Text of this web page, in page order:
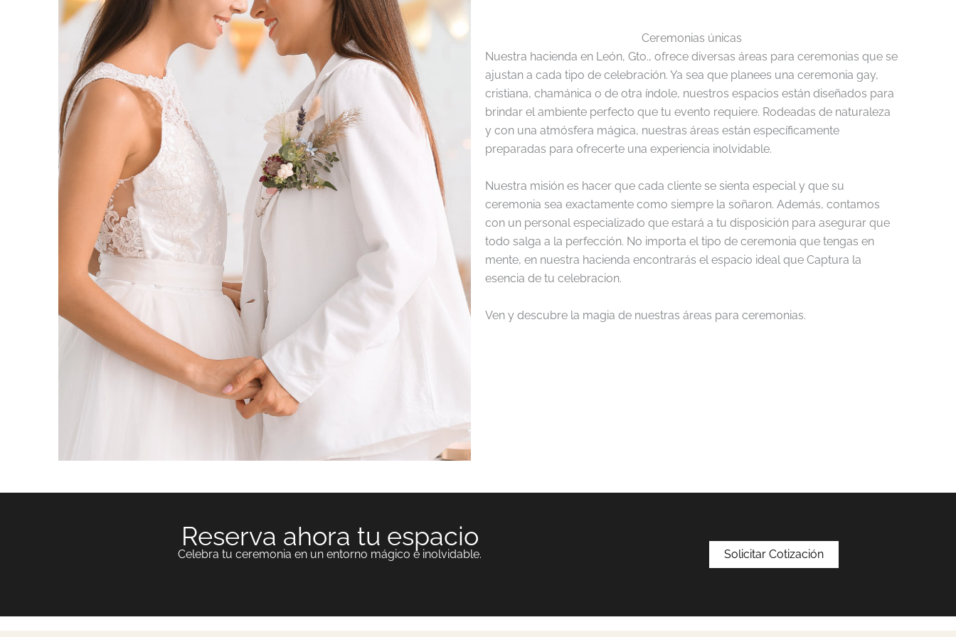
Ceremonias únicas
Nuestra hacienda en León, Gto., ofrece diversas áreas para ceremonias que se
ajustan a cada tipo de celebración. Ya sea que planees una ceremonia gay,
cristiana, chamánica o de otra índole, nuestros espacios están diseñados para
brindar el ambiente perfecto que tu evento requiere. Rodeadas de naturaleza
y con una atmósfera mágica, nuestras áreas están específicamente
preparadas para ofrecerte una experiencia inolvidable.
Nuestra misión es hacer que cada cliente se sienta especial y que su
ceremonia sea exactamente como siempre la soñaron. Además, contamos
con un personal especializado que estará a tu disposición para asegurar que
todo salga a la perfección. No importa el tipo de ceremonia que tengas en
mente, en nuestra hacienda encontrarás el espacio ideal que Captura la
esencia de tu celebracion.
Ven y descubre la magia de nuestras áreas para ceremonias.
Reserva ahora tu espacio
Celebra tu ceremonia en un entorno mágico e inolvidable. Solicitar Cotización